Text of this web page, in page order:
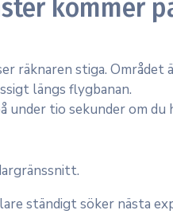
kommer
räknaren stiga. Området
längs flygbanan.
under tio sekunder om du
ständigt söker nästa